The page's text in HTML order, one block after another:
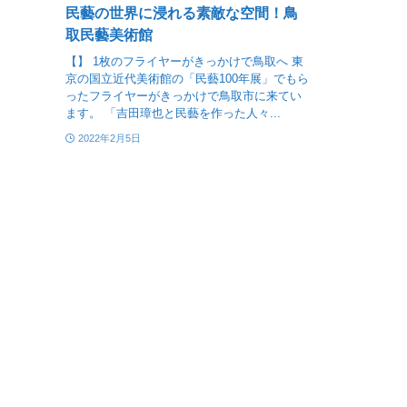
民藝の世界に浸れる素敵な空間！鳥
取民藝美術館
【】 1枚のフライヤーがきっかけで鳥取へ 東
京の国立近代美術館の「民藝100年展」でもら
ったフライヤーがきっかけで鳥取市に来てい
ます。 「吉田璋也と民藝を作った人々...
2022年2月5日